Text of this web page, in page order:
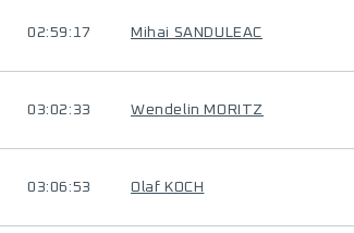
02:59:17 Mihai SANDULEAC
03:02:33 Wendelin MORITZ
03:06:53 Olaf KOCH